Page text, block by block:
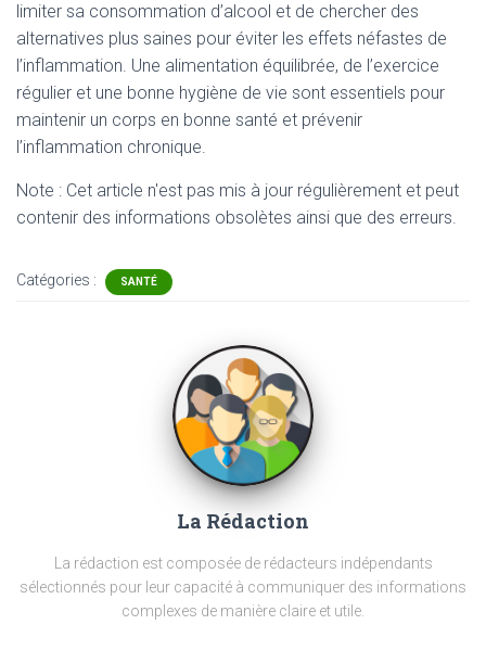
limiter sa consommation d’alcool et de chercher des
alternatives plus saines pour éviter les effets néfastes de
l’inflammation. Une alimentation équilibrée, de l’exercice
régulier et une bonne hygiène de vie sont essentiels pour
maintenir un corps en bonne santé et prévenir
l’inflammation chronique.
Note : Cet article n'est pas mis à jour régulièrement et peut
contenir des informations obsolètes ainsi que des erreurs.
Catégories : SANTÉ
La Rédaction
La rédaction est composée de rédacteurs indépendants
sélectionnés pour leur capacité à communiquer des informations
complexes de manière claire et utile.